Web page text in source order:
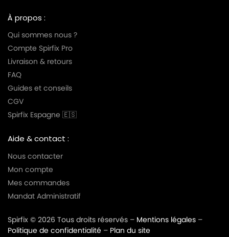
À propos :
Qui sommes nous ?
Compte Spirfix Pro
Livraison & retours
FAQ
Guides et conseils
CGV
Spirfix Espagne 🇪🇸
Aide & contact :
Nous contacter
Mon compte
Mes commandes
Mandat Administratif
Spirfix © 2026 Tous droits réservés – Mentions légales –
Politique de confidentialité – Plan du site